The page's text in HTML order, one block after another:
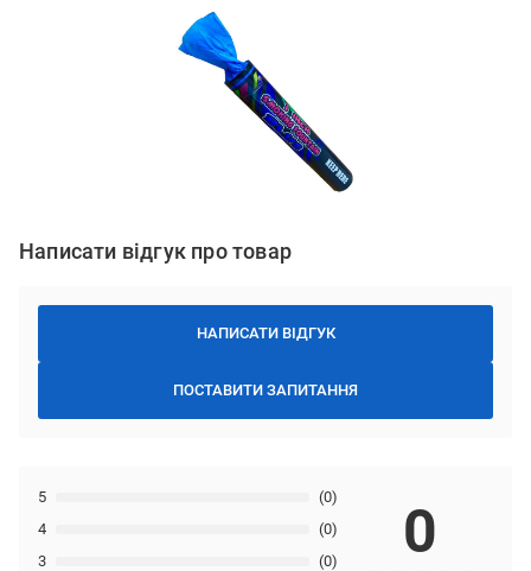
Написати відгук про товар
НАПИСАТИ ВІДГУК
ПОСТАВИТИ ЗАПИТАННЯ
3 (0)
4 (0)
5 (0)
0